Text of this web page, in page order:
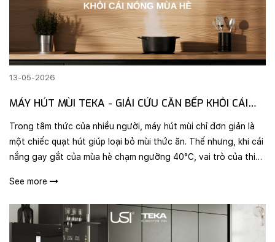
13-05-2026
MÁY HÚT MÙI TEKA - GIẢI CỨU CĂN BẾP KHỎI CÁI
NÓNG MÙA HÈ
Trong tâm thức của nhiều người, máy hút mùi chỉ đơn giản là
một chiếc quạt hút giúp loại bỏ mùi thức ăn. Thế nhưng, khi cái
nắng gay gắt của mùa hè chạm ngưỡng 40°C, vai trò của thiết
b..
See more